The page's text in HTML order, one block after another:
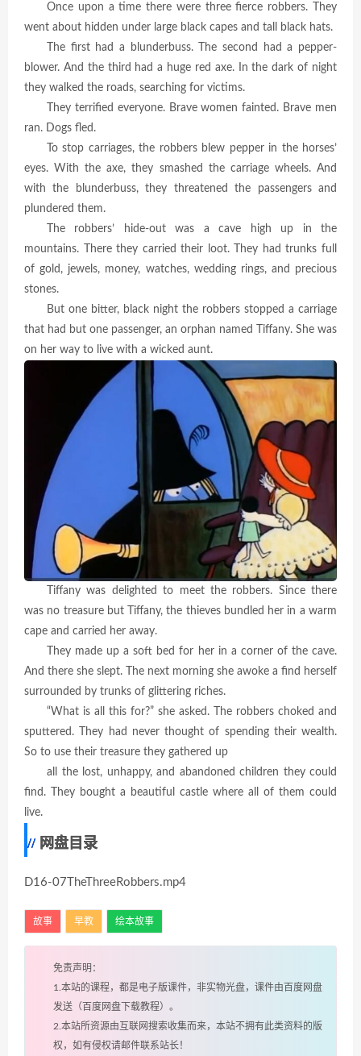
Once upon a time there were three fierce robbers. They
went about hidden under large black capes and tall black hats.
The first had a blunderbuss. The second had a pepper-
blower. And the third had a huge red axe. In the dark of night
they walked the roads, searching for victims.
They terrified everyone. Brave women fainted. Brave men
ran. Dogs fled.
To stop carriages, the robbers blew pepper in the horses’
eyes. With the axe, they smashed the carriage wheels. And
with the blunderbuss, they threatened the passengers and
plundered them.
The robbers’ hide-out was a cave high up in the
mountains. There they carried their loot. They had trunks full
of gold, jewels, money, watches, wedding rings, and precious
stones.
But one bitter, black night the robbers stopped a carriage
that had but one passenger, an orphan named Tiffany. She was
on her way to live with a wicked aunt.
Tiffany was delighted to meet the robbers. Since there
was no treasure but Tiffany, the thieves bundled her in a warm
cape and carried her away.
They made up a soft bed for her in a corner of the cave.
And there she slept. The next morning she awoke a find herself
surrounded by trunks of glittering riches.
“What is all this for?” she asked. The robbers choked and
sputtered. They had never thought of spending their wealth.
So to use their treasure they gathered up
all the lost, unhappy, and abandoned children they could
find. They bought a beautiful castle where all of them could
live.
网盘目录
D16-07TheThreeRobbers.mp4
故事 早教 绘本故事
免责声明：
1.本站的课程，都是电子版课件，非实物光盘，课件由百度网盘
发送（百度网盘下载教程）。
2.本站所资源由互联网搜索收集而来，本站不拥有此类资料的版
权，如有侵权请邮件联系站长！